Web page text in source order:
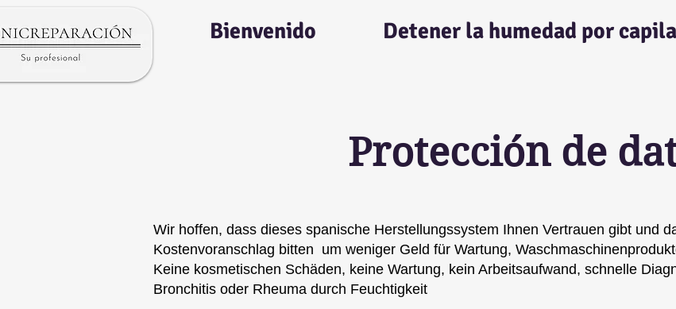
Bienvenido Detener la humedad por
Protección de
Wir hoffen, dass dieses spanische Herstellungssystem Ihnen Vertrauen gibt und
Kostenvoranschlag bitten um weniger Geld für Wartung,
Keine kosmetischen Schäden, keine Wartung, kein Arbeitsaufwand, schnelle
Bronchitis oder Rheuma durch Feuchtigkeit